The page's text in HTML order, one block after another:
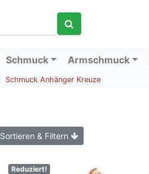
Schmuck Armschmuck
Schmuck Anhänger Kreuze
Sortieren & Filtern
Reduziert!